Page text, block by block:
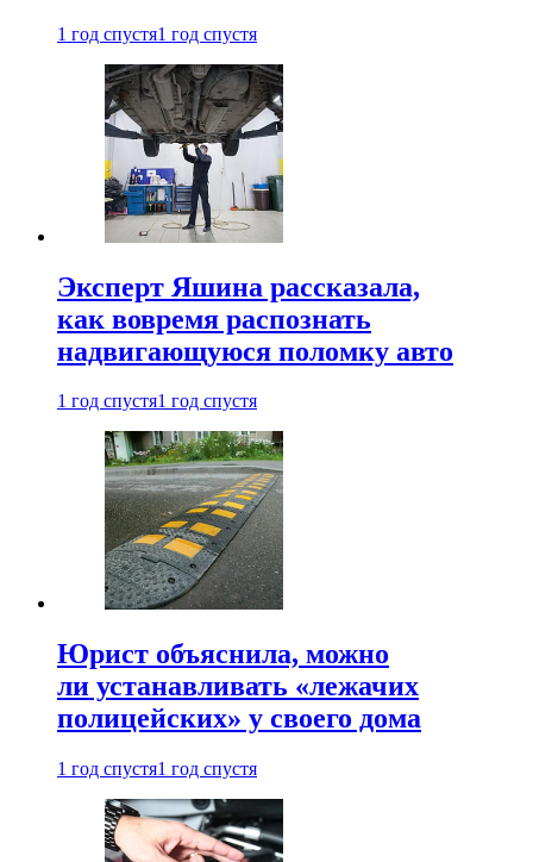
1 год спустя1 год спустя
Эксперт Яшина рассказала,
как вовремя распознать
надвигающуюся поломку авто
1 год спустя1 год спустя
Юрист объяснила, можно
ли устанавливать «лежачих
полицейских» у своего дома
1 год спустя1 год спустя